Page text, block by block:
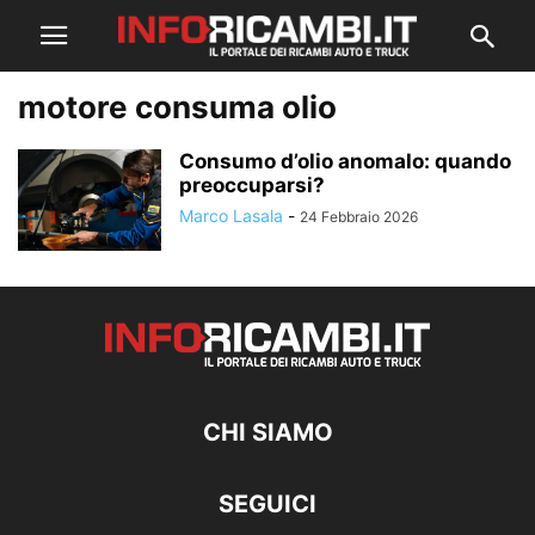
motore consuma olio
Consumo d’olio anomalo: quando
preoccuparsi?
Marco Lasala - 24 Febbraio 2026
CHI SIAMO
SEGUICI